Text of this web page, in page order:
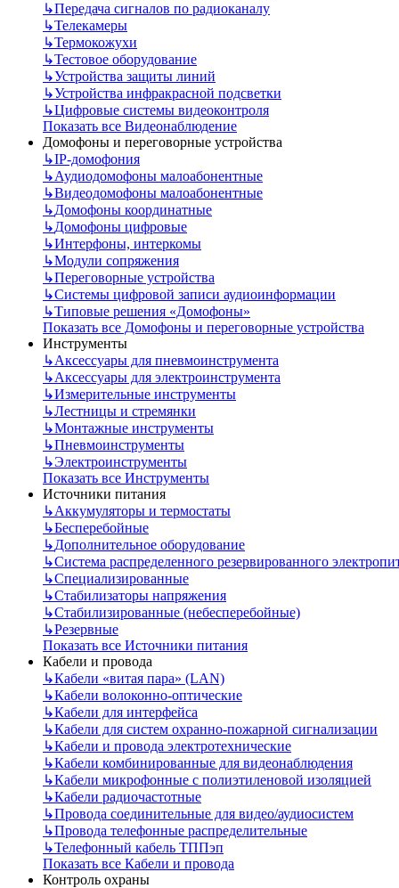
↳Передача сигналов по радиоканалу
↳Телекамеры
↳Термокожухи
↳Тестовое оборудование
↳Устройства защиты линий
↳Устройства инфракрасной подсветки
↳Цифровые системы видеоконтроля
Показать все Видеонаблюдение
Домофоны и переговорные устройства
↳IP-домофония
↳Аудиодомофоны малоабонентные
↳Видеодомофоны малоабонентные
↳Домофоны координатные
↳Домофоны цифровые
↳Интерфоны, интеркомы
↳Модули сопряжения
↳Переговорные устройства
↳Системы цифровой записи аудиоинформации
↳Типовые решения «Домофоны»
Показать все Домофоны и переговорные устройства
Инструменты
↳Аксессуары для пневмоинструмента
↳Аксессуары для электроинструмента
↳Измерительные инструменты
↳Лестницы и стремянки
↳Монтажные инструменты
↳Пневмоинструменты
↳Электроинструменты
Показать все Инструменты
Источники питания
↳Аккумуляторы и термостаты
↳Бесперебойные
↳Дополнительное оборудование
↳Система распределенного резервированного
↳Специализированные
↳Стабилизаторы напряжения
↳Стабилизированные (небесперебойные)
↳Резервные
Показать все Источники питания
Кабели и провода
↳Кабели «витая пара» (LAN)
↳Кабели волоконно-оптические
↳Кабели для интерфейса
↳Кабели для систем охранно-пожарной сигнализации
↳Кабели и провода электротехнические
↳Кабели комбинированные для видеонаблюдения
↳Кабели микрофонные с полиэтиленовой изоляцией
↳Кабели радиочастотные
↳Провода соединительные для видео/аудиосистем
↳Провода телефонные распределительные
↳Телефонный кабель ТППэп
Показать все Кабели и провода
Контроль охраны